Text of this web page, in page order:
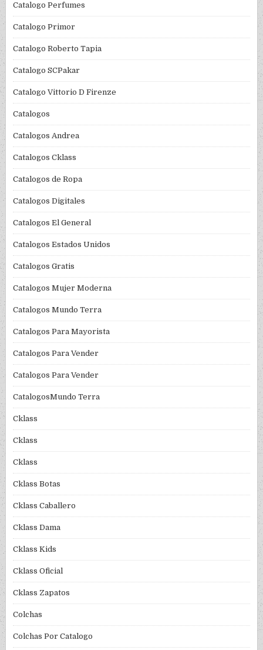
Catalogo Perfumes
Catalogo Primor
Catalogo Roberto Tapia
Catalogo SCPakar
Catalogo Vittorio D Firenze
Catalogos
Catalogos Andrea
Catalogos Cklass
Catalogos de Ropa
Catalogos Digitales
Catalogos El General
Catalogos Estados Unidos
Catalogos Gratis
Catalogos Mujer Moderna
Catalogos Mundo Terra
Catalogos Para Mayorista
Catalogos Para Vender
Catalogos Para Vender
CatalogosMundo Terra
Cklass
Cklass
Cklass
Cklass Botas
Cklass Caballero
Cklass Dama
Cklass Kids
Cklass Oficial
Cklass Zapatos
Colchas
Colchas Por Catalogo